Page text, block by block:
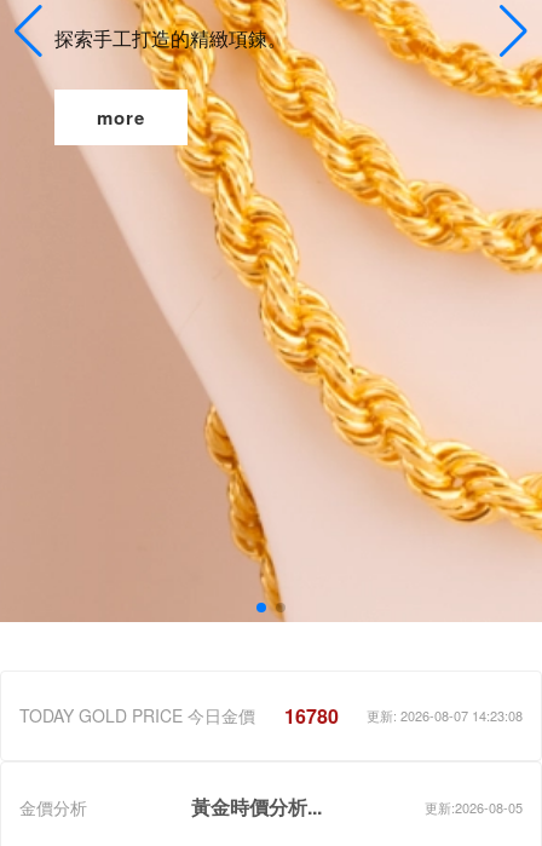
探索手工打造的精緻項鍊。
more
TODAY GOLD PRICE 今日金價 16780 更新: 2026-08-07 14:23:08
金價分析 黃金時價分析... 更新:2026-08-05